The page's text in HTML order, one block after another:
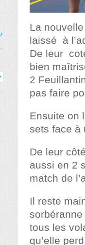
La
laissé à
De leur
bien
2
pas faire
Ensuite on
sets face à
De leur
aussi en 2
match de
Il reste
tous les
qu’elle